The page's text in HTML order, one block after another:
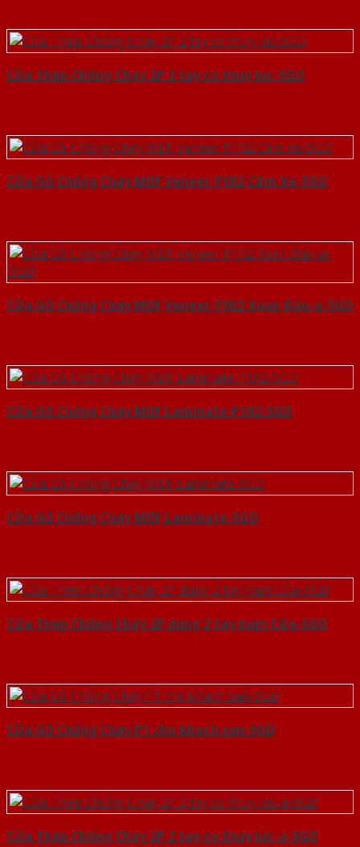
Cửa Thép Chống Cháy 2P 2 tay co thuy luc-SGD
Cửa Gỗ Chống Cháy MDF Veneer P1R2 Căm Xe-SGD
Cửa Gỗ Chống Cháy MDF Veneer P1R2 Xoan Đào-a-SGD
Cửa Gỗ Chống Cháy MDF Laminate P1R2-SGD
Cửa Gỗ Chống Cháy MDF Laminate-SGD
Cửa Thép Chống Cháy 2P dung 2 tay nam Cửa-SGD
Cửa Gỗ Chống Cháy P1 cho khach san-SGD
Cửa Thép Chống Cháy 2P 2 tay co thuy luc-a-SGD